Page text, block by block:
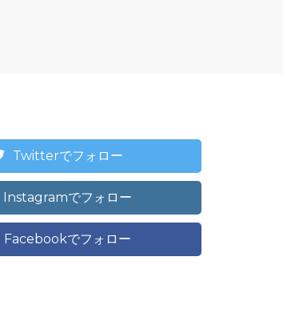
Twitterでフォロー
Instagramでフォロー
Facebookでフォロー